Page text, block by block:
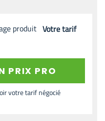
Votre tarif
PRIX PRO
votre tarif négocié